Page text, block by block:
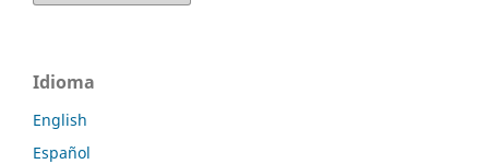
Idioma
English
Español